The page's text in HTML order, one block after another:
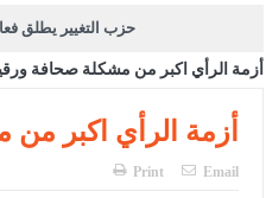
حزب التغيير يطلق
الجيش يفتح باب التجنيد
بيان اجتماع عمّان:دعم الوصاية
أزمة الرأي اكبر من مشكلة صحافة
أزمة الرأي اكبر
Print Email